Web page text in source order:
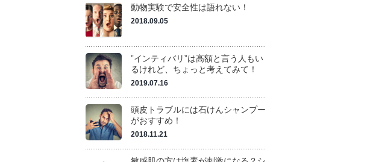
動物実験で安全性は語れない！
2018.09.05
”インティバリ”は高額と言う人もい
るけれど、ちょっと考えてみて！
2019.07.16
頭皮トラブルには石けんシャンプー
がおすすめ！
2018.11.21